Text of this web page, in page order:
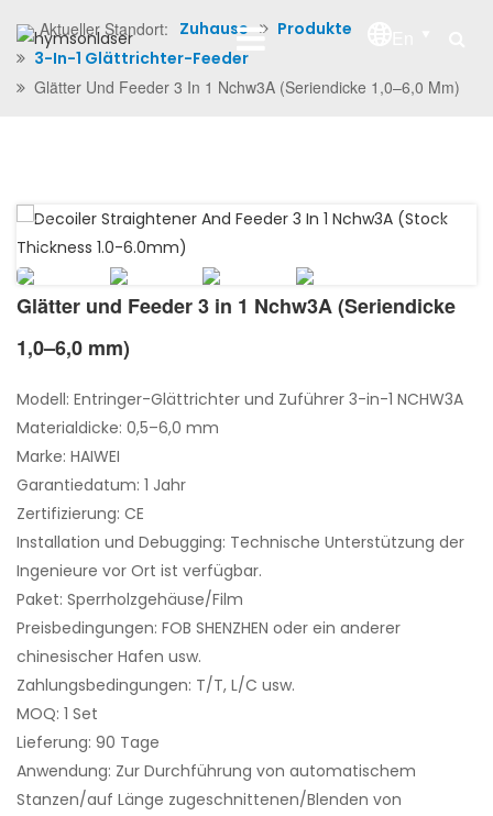
Aktueller Standort: Zuhause
Produkte
3-In-1 Glättrichter-Feeder
Glätter Und Feeder 3 In 1 Nchw3A (Seriendicke 1,0–6,0 Mm)
Glätter und Feeder 3 in 1 Nchw3A (Seriendicke
1,0–6,0 mm)
Modell: Entringer-Glättrichter und Zuführer 3-in-1 NCHW3A
Materialdicke: 0,5–6,0 mm
Marke: HAIWEI
Garantiedatum: 1 Jahr
Zertifizierung: CE
Installation und Debugging: Technische Unterstützung der
Ingenieure vor Ort ist verfügbar.
Paket: Sperrholzgehäuse/Film
Preisbedingungen: FOB SHENZHEN oder ein anderer
chinesischer Hafen usw.
Zahlungsbedingungen: T/T, L/C usw.
MOQ: 1 Set
Lieferung: 90 Tage
Anwendung: Zur Durchführung von automatischem
Stanzen/auf Länge zugeschnittenen/Blenden von